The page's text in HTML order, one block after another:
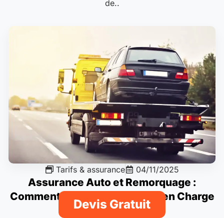
de..
Tarifs & assurance 04/11/2025
Assurance Auto et Remorquage :
Comment Fonctionne la Prise en Charge
Devis Gratuit